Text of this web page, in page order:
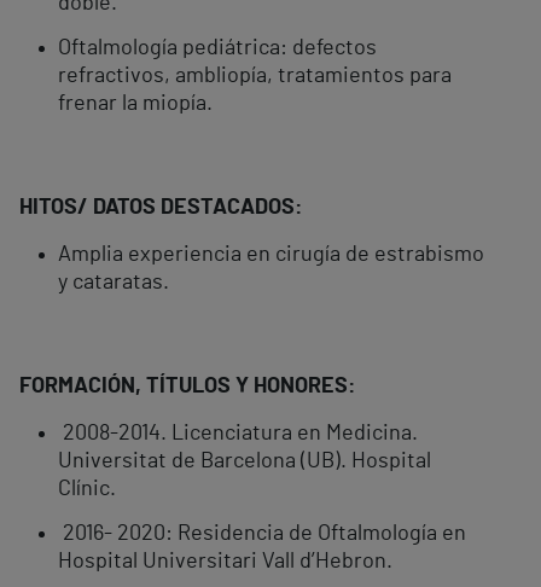
Oftalmología pediátrica: defectos
refractivos, ambliopía, tratamientos para
frenar la miopía.
HITOS/ DATOS DESTACADOS:
Amplia experiencia en cirugía de estrabismo
y cataratas.
FORMACIÓN, TÍTULOS Y HONORES:
2008-2014. Licenciatura en Medicina.
Universitat de Barcelona (UB). Hospital
Clínic.
2016- 2020: Residencia de Oftalmología en
Hospital Universitari Vall d’Hebron.